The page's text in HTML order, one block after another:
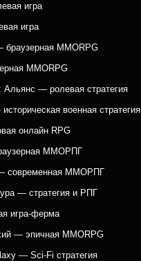
игра
игра
браузерная MMORPG
MMORPG
Альянс — ролевая стратегия
военная стратегия
онлайн RPG
ММОРПГ
– современная ММОРПГ
— стратегия и РПГ
игра-ферма
— эпичная MMORPG
— Sci-Fi стратегия